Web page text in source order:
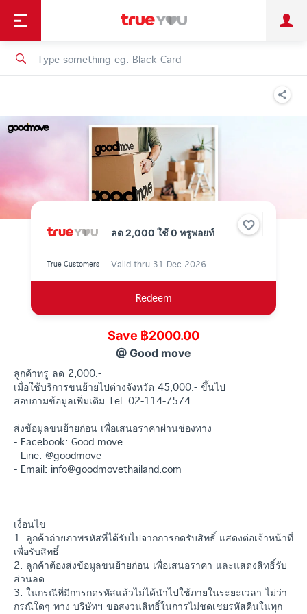
Personal Business
Shopping
เทรนด์เทคโนโลยี
ลด 2,000 ใช้ 0 ทรูพอยท์
True Customers Valid thru 31 Dec 2026
Redeem
Save ฿2000.00
@ Good move
ลูกค้าทรู ลด 2,000.-
เมื่อใช้บริการขนย้ายไปต่างจังหวัด 45,000.- ขึ้นไป
สอบถามข้อมูลเพิ่มเติม Tel. 02-114-7574
ส่งข้อมูลขนย้ายก่อน เพื่อเสนอราคาผ่านช่องทาง
- Facebook: Good move
- Line: @goodmove
- Email: info@goodmovethailand.com
เงื่อนไข
1. ลูกค้าถ่ายภาพรหัสที่ได้รับไปจากการกดรับสิทธิ์ แสดงต่อเจ้าหน้าที่
เพื่อรับสิทธิ์
2. ลูกค้าต้องส่งข้อมูลขนย้ายก่อน เพื่อเสนอราคา และแสดงสิทธิ์รับ
ส่วนลด
3. ในกรณีที่มีการกดรหัสแล้วไม่ได้นำไปใช้ภายในระยะเวลา ไม่ว่า
กรณีใดๆ ทาง บริษัทฯ ขอสงวนสิทธิ์ในการไม่ชดเชยรหัสคืนในทุก